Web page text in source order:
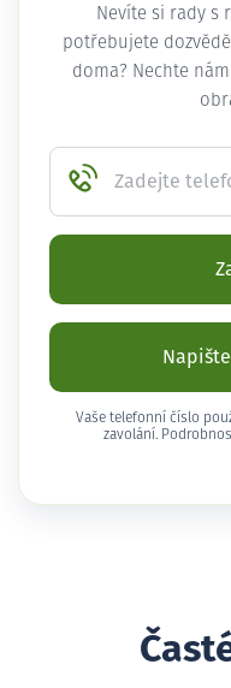
Nevíte si rady s
potřebujete
doma? Nechte
Zadejte
Vaše telefonní číslo
zavolání.